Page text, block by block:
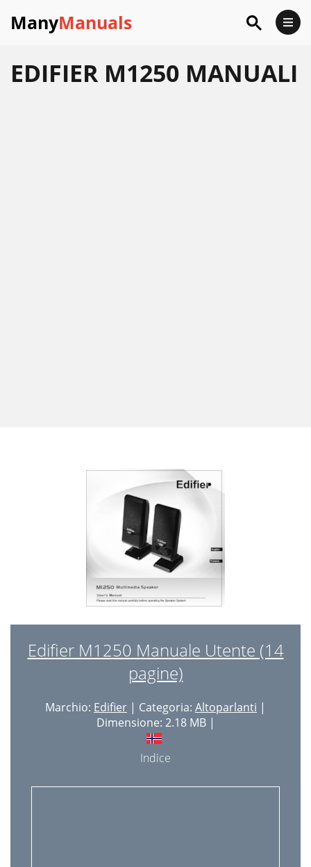
ManyManuals
EDIFIER M1250 MANUALI
Edifier M1250 Manuale Utente (14
pagine)
Marchio: Edifier | Categoria: Altoparlanti |
Dimensione: 2.18 MB |
Indice